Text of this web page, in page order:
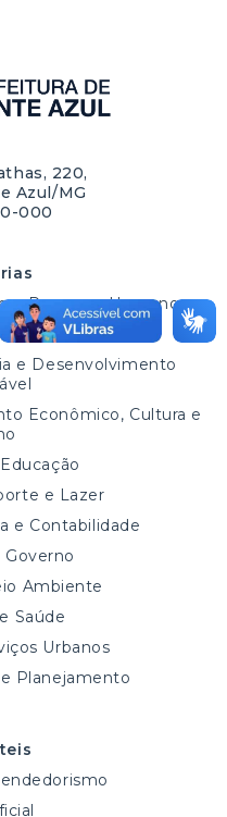
220,
Azul/MG
000
e Recursos Humanos
Social
e Desenvolvimento
Econômico, Cultura e
e Lazer
e Contabilidade
Ambiente
Saúde
Urbanos
Planejamento